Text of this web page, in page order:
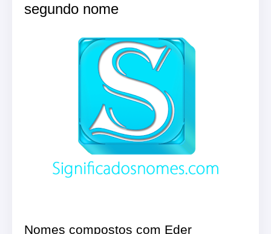
segundo nome
Nomes compostos com Eder